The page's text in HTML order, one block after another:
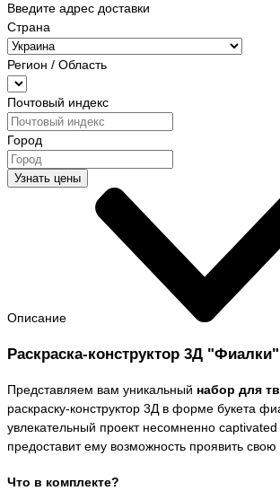
Введите адрес доставки
Страна
Регион / Область
Почтовый индекс
Город
Узнать цены
Описание
Раскраска-конструктор 3Д "Фиалки"
Представляем вам уникальный набор для
раскраску-конструктор 3Д в форме букета
увлекательный проект несомненно
предоставит ему возможность проявить свою
Что в комплекте?